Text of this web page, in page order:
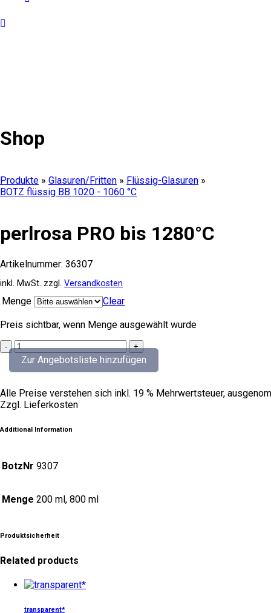
Shop
Produkte » Glasuren/Fritten » Flüssig-Glasuren »
BOTZ flüssig BB 1020 - 1060 °C
perlrosa PRO bis 1280°C
Artikelnummer: 36307
inkl. MwSt. zzgl. Versandkosten
Menge Clear
Preis sichtbar, wenn Menge ausgewählt wurde
perlrosa
bis
quantity
Zur Angebotsliste hinzufügen
Alle Preise verstehen sich inkl. 19 % Mehrwertsteuer,
Zzgl. Lieferkosten
Additional Information
BotzNr 9307
Menge 200 ml, 800 ml
Produktsicherheit
Related products
Dieses
transparent*